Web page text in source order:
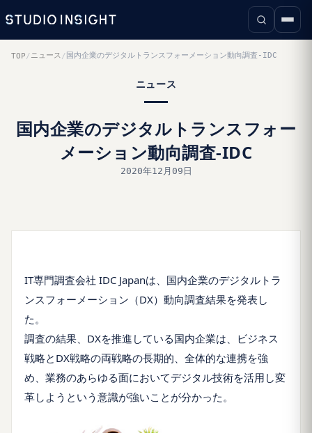
TOP / ニュース / 国内企業のデジタルトランスフォーメーション動向調査-IDC
ニュース
国内企業のデジタルトランスフォー
メーション動向調査-IDC
2020年12月09日
IT専門調査会社 IDC Japanは、国内企業のデジタルトラ
ンスフォーメーション（DX）動向調査結果を発表し
た。
調査の結果、DXを推進している国内企業は、ビジネス
戦略とDX戦略の両戦略の長期的、全体的な連携を強
め、業務のあらゆる面においてデジタル技術を活用し変
革しようという意識が強いことが分かった。